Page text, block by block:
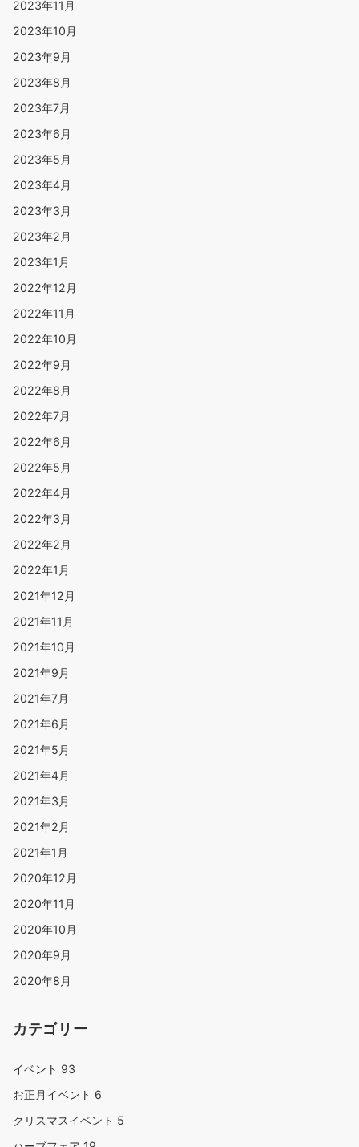
2023年11月
2023年10月
2023年9月
2023年8月
2023年7月
2023年6月
2023年5月
2023年4月
2023年3月
2023年2月
2023年1月
2022年12月
2022年11月
2022年10月
2022年9月
2022年8月
2022年7月
2022年6月
2022年5月
2022年4月
2022年3月
2022年2月
2022年1月
2021年12月
2021年11月
2021年10月
2021年9月
2021年7月
2021年6月
2021年5月
2021年4月
2021年3月
2021年2月
2021年1月
2020年12月
2020年11月
2020年10月
2020年9月
2020年8月
カテゴリー
イベント 93
お正月イベント 6
クリスマスイベント 5